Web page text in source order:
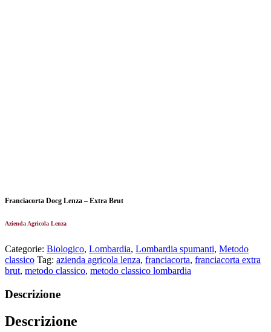
Franciacorta Docg Lenza – Extra Brut
Azienda Agricola Lenza
Categorie: Biologico, Lombardia, Lombardia spumanti, Metodo
classico Tag: azienda agricola lenza, franciacorta, franciacorta extra
brut, metodo classico, metodo classico lombardia
Descrizione
Descrizione